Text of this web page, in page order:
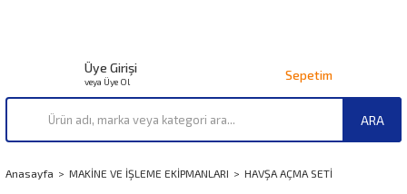
ARA
Üye Girişi
veya Üye Ol Sepetim
Anasayfa MAKİNE VE İŞLEME EKİPMANLARI HAVŞA AÇMA SETİ